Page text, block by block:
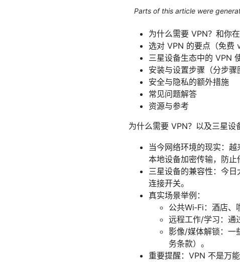
Parts of this article were
为什么需要 VPN？和你
选对 VPN 的要点（免费
三星设备生态中的 VPN
安装与设置步骤（分步骤
安全与隐私的额外措施
常见问题解答
资源与参考
为什么需要 VPN？以及三星设
当今网络环境的现实：
本地设备加密传输，防止
三星设备的兼容性：今
连接开关。
真实场景举例：
公共Wi‑Fi：酒店、
远程工作/学习：通
影像/媒体解锁：一
务条款）。
重要提醒：VPN 不是万